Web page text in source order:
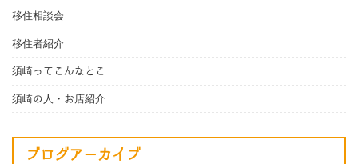
移住相談会
移住者紹介
須崎ってこんなとこ
須崎の人・お店紹介
ブログアーカイブ